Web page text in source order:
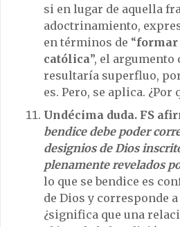
si en lugar de aquella
adoctrinamiento,
en términos de “formar
católica”, el
resultaría superfluo,
es. Pero, se aplica. ¿Por
Undécima duda. FS
bendice debe poder
designios de Dios
plenamente revelados
lo que se bendice es
de Dios y corresponde
¿significa que una